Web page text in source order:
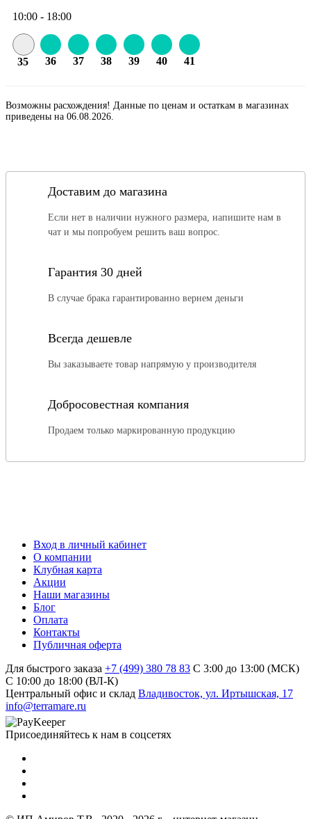
10:00 - 18:00
35 36 37 38 39 40 41
Возможны расхождения! Данные по ценам и остаткам в магазинах
приведены на 06.08.2026.
Доставим до магазина
Если нет в наличии нужного размера, напишите нам в
чат и мы попробуем решить ваш вопрос.
Гарантия 30 дней
В случае брака гарантированно вернем деньги
Всегда дешевле
Вы заказываете товар напрямую у производителя
Добросовестная компания
Продаем только маркированную продукцию
Вход в личный кабинет
О компании
Клубная карта
Акции
Наши магазины
Блог
Оплата
Контакты
Публичная оферта
Для быстрого заказа +7 (499) 380 78 83 С 3:00 до 13:00 (МСК)
C 10:00 до 18:00 (ВЛ-К)
Центральный офис и склад Владивосток, ул. Иртышская, 17
info@terramare.ru
Присоединяйтесь к нам в соцсетях